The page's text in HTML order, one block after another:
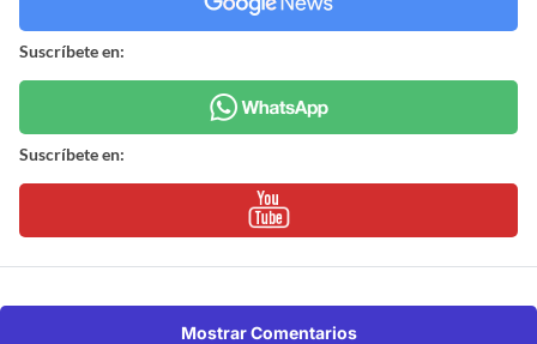
Suscríbete en:
Suscríbete en:
Mostrar Comentarios